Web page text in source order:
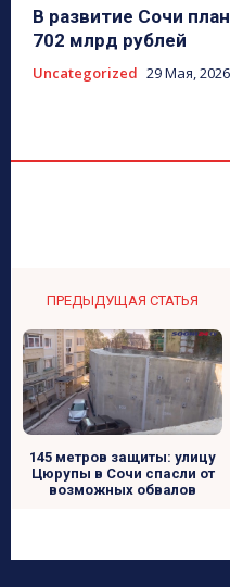
В развитие Сочи
702 млрд рублей
Uncategorized 29 Мая, 2026
ПРЕДЫДУЩАЯ СТАТЬЯ
145 метров защиты: улицу
Цюрупы в Сочи спасли от
возможных обвалов